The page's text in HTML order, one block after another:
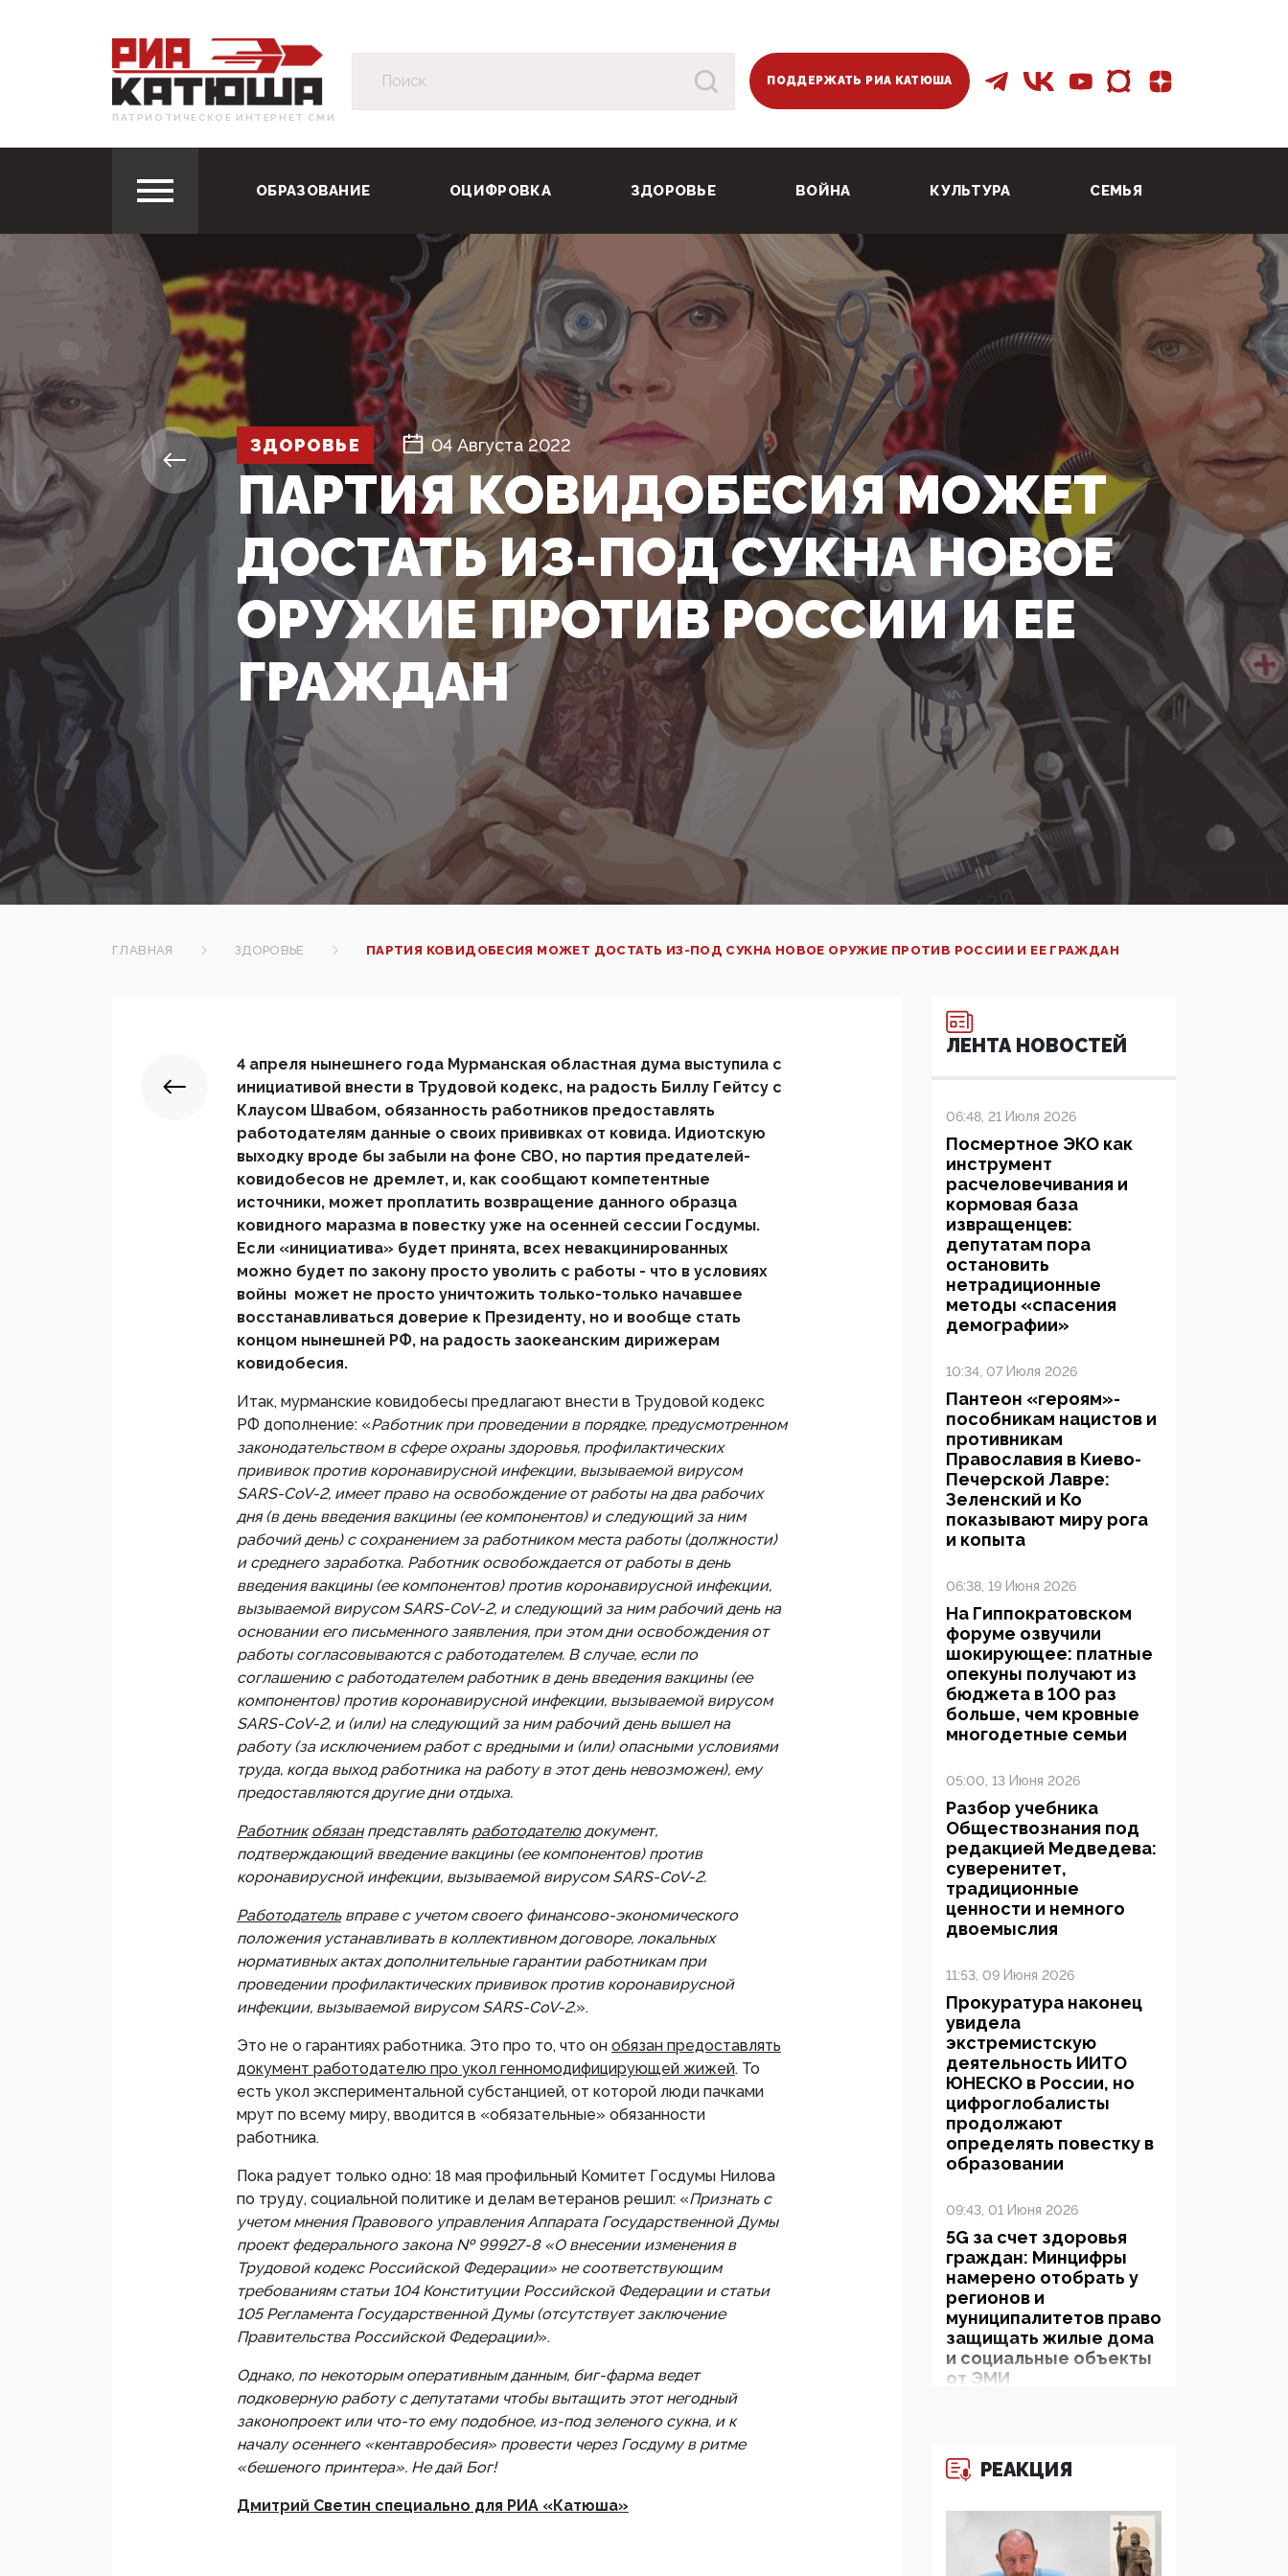
ПАТРИОТИЧЕСКОЕ ИНТЕРНЕТ СМИ
ПОДДЕРЖАТЬ РИА КАТЮША
ОБРАЗОВАНИЕ ОЦИФРОВКА ЗДОРОВЬЕ ВОЙНА КУЛЬТУРА СЕМЬЯ
ЗДОРОВЬЕ 04 Августа 2022
ПАРТИЯ КОВИДОБЕСИЯ МОЖЕТ
ДОСТАТЬ ИЗ-ПОД СУКНА НОВОЕ
ОРУЖИЕ ПРОТИВ РОССИИ И ЕЕ
ГРАЖДАН
ГЛАВНАЯ ЗДОРОВЬЕ ПАРТИЯ КОВИДОБЕСИЯ МОЖЕТ ДОСТАТЬ ИЗ-ПОД СУКНА НОВОЕ ОРУЖИЕ ПРОТИВ РОССИИ И ЕЕ ГРАЖДАН
4 апреля нынешнего года Мурманская областная дума выступила с
инициативой внести в Трудовой кодекс, на радость Биллу Гейтсу с
Клаусом Швабом, обязанность работников предоставлять
работодателям данные о своих прививках от ковида. Идиотскую
выходку вроде бы забыли на фоне СВО, но партия предателей-
ковидобесов не дремлет, и, как сообщают компетентные
источники, может проплатить возвращение данного образца
ковидного маразма в повестку уже на осенней сессии Госдумы.
Если «инициатива» будет принята, всех невакцинированных
можно будет по закону просто уволить с работы - что в условиях
войны может не просто уничтожить только-только начавшее
восстанавливаться доверие к Президенту, но и вообще стать
концом нынешней РФ, на радость заокеанским дирижерам
ковидобесия.
Итак, мурманские ковидобесы предлагают внести в Трудовой кодекс
РФ дополнение: «Работник при проведении в порядке, предусмотренном
законодательством в сфере охраны здоровья, профилактических
прививок против коронавирусной инфекции, вызываемой вирусом
SARS-CoV-2, имеет право на освобождение от работы на два рабочих
дня (в день введения вакцины (ее компонентов) и следующий за ним
рабочий день) с сохранением за работником места работы (должности)
и среднего заработка. Работник освобождается от работы в день
введения вакцины (ее компонентов) против коронавирусной инфекции,
вызываемой вирусом SARS-CoV-2, и следующий за ним рабочий день на
основании его письменного заявления, при этом дни освобождения от
работы согласовываются с работодателем. В случае, если по
соглашению с работодателем работник в день введения вакцины (ее
компонентов) против коронавирусной инфекции, вызываемой вирусом
SARS-CoV-2, и (или) на следующий за ним рабочий день вышел на
работу (за исключением работ с вредными и (или) опасными условиями
труда, когда выход работника на работу в этот день невозможен), ему
предоставляются другие дни отдыха.
Работник обязанпредставлять работодателюдокумент,
подтверждающий введение вакцины (ее компонентов) против
коронавирусной инфекции, вызываемой вирусом SARS-CoV-2.
Работодательвправе с учетом своего финансово-экономического
положения устанавливать в коллективном договоре, локальных
нормативных актах дополнительные гарантии работникам при
проведении профилактических прививок против коронавирусной
инфекции, вызываемой вирусом SARS-CoV-2.».
Это не о гарантиях работника. Это про то, что он обязан предоставлять
документ работодателю про укол генномодифицирующей жижей. То
есть укол экспериментальной субстанцией, от которой люди пачками
мрут по всему миру, вводится в «обязательные» обязанности
работника.
Пока радует только одно: 18 мая профильный Комитет Госдумы Нилова
по труду, социальной политике и делам ветеранов решил: «Признать с
учетом мнения Правового управления Аппарата Государственной Думы
проект федерального закона № 99927-8 «О внесении изменения в
Трудовой кодекс Российской Федерации» не соответствующим
требованиям статьи 104 Конституции Российской Федерации и статьи
105 Регламента Государственной Думы (отсутствует заключение
Правительства Российской Федерации)».
Однако, по некоторым оперативным данным, биг-фарма ведет
подковерную работу с депутатами чтобы вытащить этот негодный
законопроект или что-то ему подобное, из-под зеленого сукна, и к
началу осеннего «кентавробесия» провести через Госдуму в ритме
«бешеного принтера». Не дай Бог!
Дмитрий Светин специально для РИА «Катюша»
ЛЕНТА НОВОСТЕЙ
06:48, 21 Июля 2026
Посмертное ЭКО как
инструмент
расчеловечивания и
кормовая база
извращенцев:
депутатам пора
остановить
нетрадиционные
методы «спасения
демографии»
10:34, 07 Июля 2026
Пантеон «героям»-
пособникам нацистов и
противникам
Православия в Киево-
Печерской Лавре:
Зеленский и Ко
показывают миру рога
и копыта
06:38, 19 Июня 2026
На Гиппократовском
форуме озвучили
шокирующее: платные
опекуны получают из
бюджета в 100 раз
больше, чем кровные
многодетные семьи
05:00, 13 Июня 2026
Разбор учебника
Обществознания под
редакцией Медведева:
суверенитет,
традиционные
ценности и немного
двоемыслия
11:53, 09 Июня 2026
Прокуратура наконец
увидела
экстремистскую
деятельность ИИТО
ЮНЕСКО в России, но
цифроглобалисты
продолжают
определять повестку в
образовании
09:43, 01 Июня 2026
5G за счет здоровья
граждан: Минцифры
намерено отобрать у
регионов и
муниципалитетов право
защищать жилые дома
и социальные объекты
от ЭМИ
освободили от борца с
опасным контентом
07:39, 25 Мая 2026
РЕАКЦИЯ